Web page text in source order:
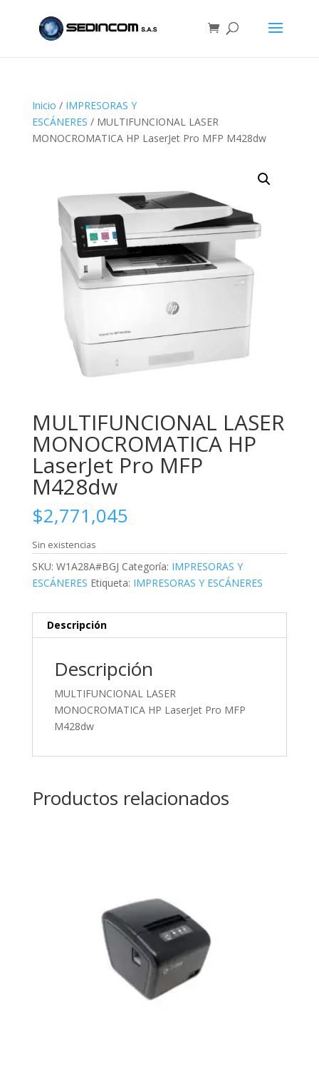
Inicio / IMPRESORAS Y
ESCÁNERES / MULTIFUNCIONAL LASER
MONOCROMATICA HP LaserJet Pro MFP M428dw
MULTIFUNCIONAL LASER
MONOCROMATICA HP
LaserJet Pro MFP
M428dw
$2,771,045
Sin existencias
SKU: W1A28A#BGJ Categoría: IMPRESORAS Y
ESCÁNERES Etiqueta: IMPRESORAS Y ESCÁNERES
Descripción
Descripción
MULTIFUNCIONAL LASER
MONOCROMATICA HP LaserJet Pro MFP
M428dw
Productos relacionados